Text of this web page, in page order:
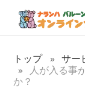
トップ サー
人が入る事
か？